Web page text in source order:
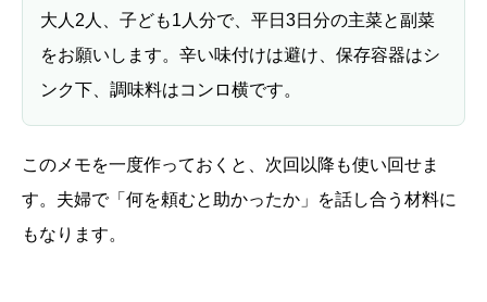
大人2人、子ども1人分で、平日3日分の主菜と副菜
をお願いします。辛い味付けは避け、保存容器はシ
ンク下、調味料はコンロ横です。
このメモを一度作っておくと、次回以降も使い回せま
す。夫婦で「何を頼むと助かったか」を話し合う材料に
もなります。